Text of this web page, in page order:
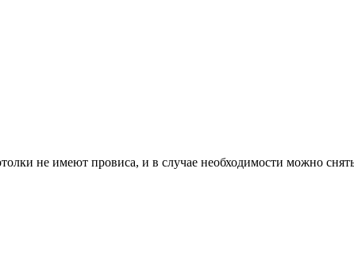
не имеют провиса, и в случае необходимости можно